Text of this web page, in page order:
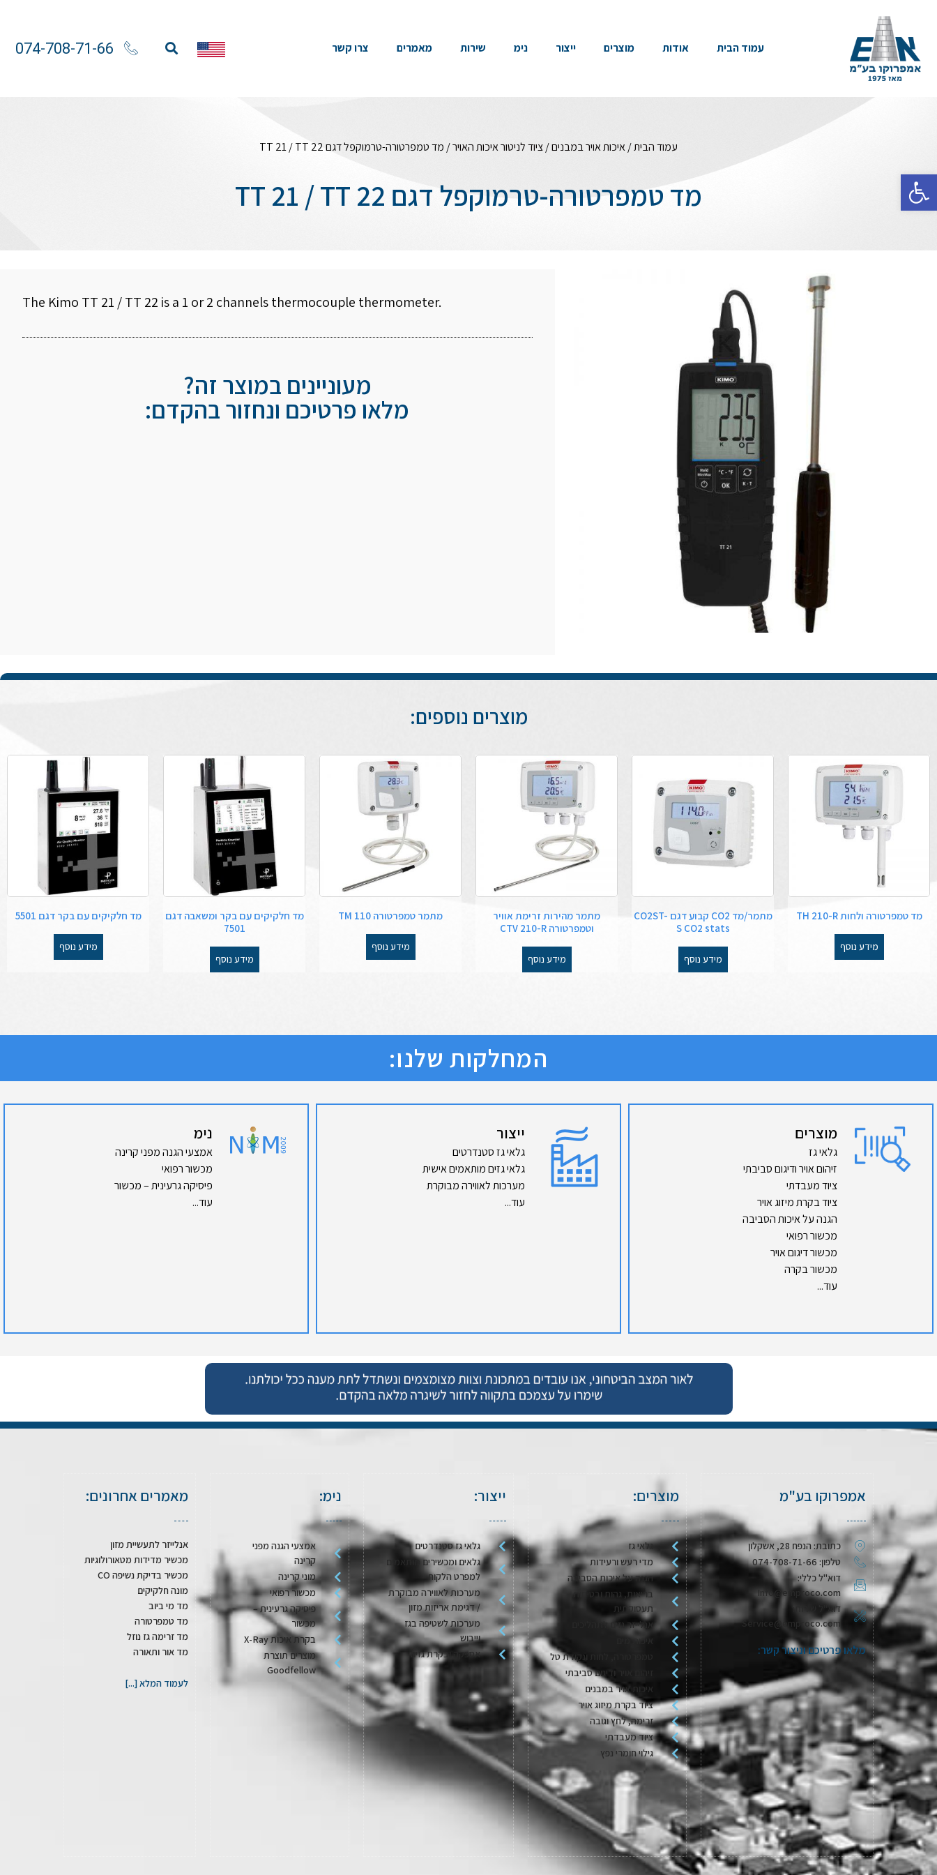
עמוד הבית אודות מוצרים ייצור נימ שירות מאמרים צרו קשר 074-708-71-66
עמוד הבית/איכות אויר במבנים/ציוד לניטור איכות האויר/ מד טמפרטורה-טרמוקפל דגם TT 21 / TT 22
מד טמפרטורה-טרמוקפל דגם TT 21 / TT 22
The Kimo TT 21 / TT 22 is a 1 or 2 channels thermocouple thermometer.
מעוניינים במוצר זה?
מלאו פרטיכם ונחזור בהקדם:
מוצרים נוספים:
מד טמפרטורה ולחות TH 210-R
מידע נוסף
מתמר/מד CO2 קבוע דגם CO2ST-
S CO2 stats
מידע נוסף
מתמר מהירות זרימת אוויר
וטמפרטורה CTV 210-R
מידע נוסף
מתמר טמפרטורה TM 110
מידע נוסף
מד חלקיקים עם בקר ומשאבה דגם
7501
מידע נוסף
מד חלקיקים עם בקר דגם 5501
מידע נוסף
המחלקות שלנו:
מוצרים
גלאי גז
זיהום אויר ודיגום סביבתי
ציוד מעבדתי
ציוד בקרת מיזוג אויר
הגנה על איכות הסביבה
מכשור רפואי
מכשור דיגום אויר
מכשור בקרה
עוד...
ייצור
גלאי גז סטנדרטים
גלאי גזים מותאמים אישית
מערכות לאווירה מבוקרת
עוד...
נימ
אמצעי הגנה מפני קרינה
מכשור רפואי
פיסיקה גרעינית – מכשור
עוד...
אמפרוקו בע"מ
כתובת: הנפח 28, אשקלון
טלפון: 074-708-71-66
דוא"ל כללי:
Info@emproco.com
דוא"ל שירות:
Service@emproco.com
מלאו פרטיכם וניצור קשר:
מוצרים:
גלאי גז
מדי רעש ורעידות
הגנה על איכות הסביבה
בריאות, גהות ובטיחות
תעסוקתית
אנלייזר גזים לתהליכים
איכות מים
טמפרטורה, לחות ונקודת טל
זיהום אויר ודיגום סביבתי
איכות אויר במבנים
ציוד בקרת מיזוג אויר
זרימה, לחץ וגובה
ציוד מעבדתי
גילוי חומרי נפץ
ייצור:
גלאי גז סטנדרטים
גלאים ומכשירים מותאמים
למפרט הלקוח
מערכות לאווירה מבוקרת
/ דגימת אריזות מזון
מערכות לשטיפה בגז
וייבוש
אספקה ובקרת גזים
נימ:
אמצעי הגנה מפני
קרינה
מוני קרינה
מכשור רפואי
פיסיקה גרעינית –
מכשור
בקרת איכות X-Ray
מוצרים תוצרת
Goodfellow
מאמרים אחרונים:
אנלייזר לתעשיית מזון
מכשיר מדידות מטאורולוגיות
מכשיר בדיקת נשיפה CO
מונה חלקיקים
מד מי ביוב
מד טמפרטורה
מד זרימה גז נוזל
מד אור ותאורה
לעמוד המלא [...]
פתח סרגל נגישות